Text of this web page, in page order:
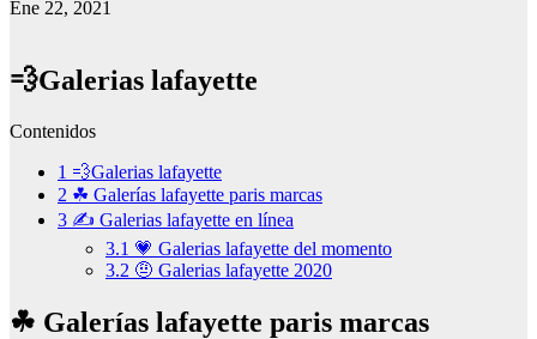
Ene 22, 2021
💨Galerias lafayette
Contenidos
1 💨Galerias lafayette
2 ☘ Galerías lafayette paris marcas
3 ✍ Galerias lafayette en línea
3.1 💗 Galerias lafayette del momento
3.2 🤨 Galerias lafayette 2020
☘ Galerías lafayette paris marcas